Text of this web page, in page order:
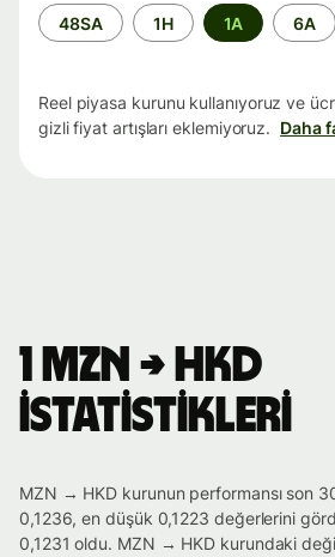
Zaman
aralığı
48SA 1H 1A 6A
Reel piyasa kurunu kullanıyoruz ve
gizli fiyat artışları eklemiyoruz. Daha
1 MZN → HKD
istatistikleri
MZN → HKD kurunun performansı son
0,1236, en düşük 0,1223 değerlerini
0,1231 oldu. MZN → HKD kurundaki